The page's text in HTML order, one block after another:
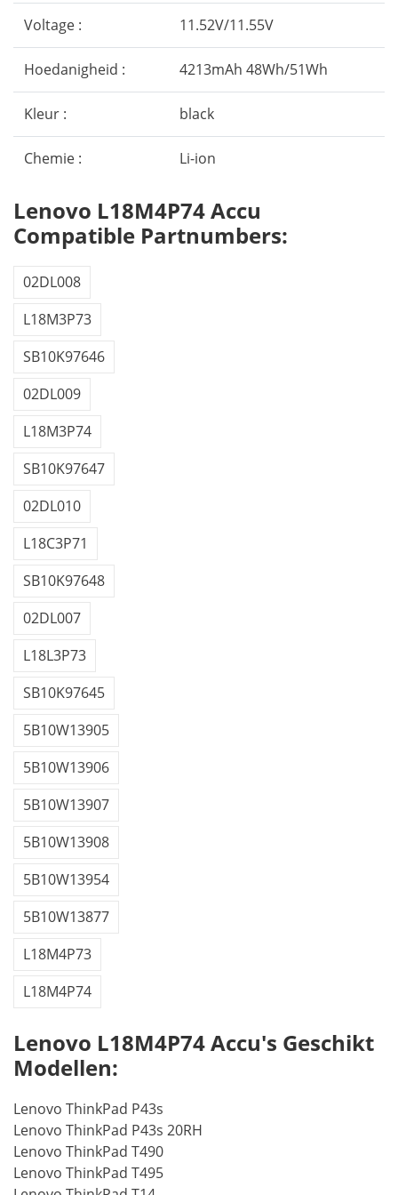
Voltage : 11.52V/11.55V
Hoedanigheid : 4213mAh 48Wh/51Wh
Kleur : black
Chemie : Li-ion
Lenovo L18M4P74 Accu
Compatible Partnumbers:
02DL008
L18M3P73
SB10K97646
02DL009
L18M3P74
SB10K97647
02DL010
L18C3P71
SB10K97648
02DL007
L18L3P73
SB10K97645
5B10W13905
5B10W13906
5B10W13907
5B10W13908
5B10W13954
5B10W13877
L18M4P73
L18M4P74
Lenovo L18M4P74 Accu's Geschikt
Modellen:
Lenovo ThinkPad P43s
Lenovo ThinkPad P43s 20RH
Lenovo ThinkPad T490
Lenovo ThinkPad T495